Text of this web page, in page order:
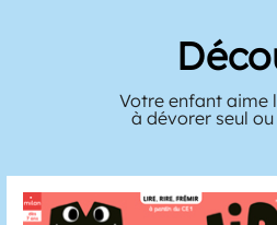
Votre enfant aime
à dévorer seul